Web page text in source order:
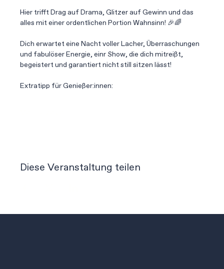
Hier trifft Drag auf Drama, Glitzer auf Gewinn und das
alles mit einer ordentlichen Portion Wahnsinn! 🎉🌈
Dich erwartet eine Nacht voller Lacher, Überraschungen
und fabulöser Energie, einr Show, die dich mitreißt,
begeistert und garantiert nicht still sitzen lässt!
Extratipp für Genießer:innen:
Diese Veranstaltung teilen